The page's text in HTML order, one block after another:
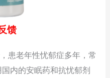
馈
患老年性忧郁症多年，常
内的安眠药和抗忧郁剂